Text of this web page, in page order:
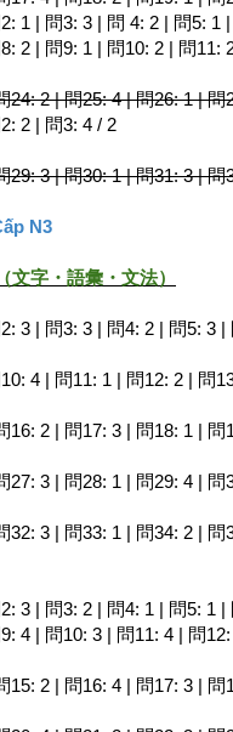
1 | 問3: 3 | 問 4: 2 | 問5: 1
2 | 問9: 1 | 問10: 2 | 問11:
24: 2 | 問25: 4 | 問26: 1 | 問
2 | 問3: 4 / 2
29: 3 | 問30: 1 | 問31: 3 | 問
N3
文字・語彙・文法）
3 | 問3: 3 | 問4: 2 | 問5: 3
4 | 問11: 1 | 問12: 2 | 問
16: 2 | 問17: 3 | 問18: 1 |
27: 3 | 問28: 1 | 問29: 4 | 問
32: 3 | 問33: 1 | 問34: 2 | 問
3 | 問3: 2 | 問4: 1 | 問5: 1 |
4 | 問10: 3 | 問11: 4 | 問
15: 2 | 問16: 4 | 問17: 3 | 問